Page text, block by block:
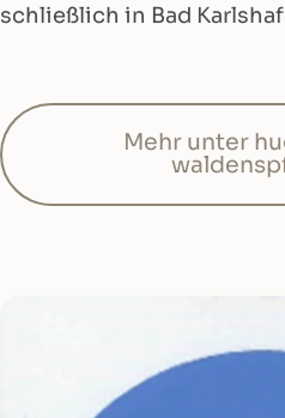
schließlich in Bad
Mehr unter